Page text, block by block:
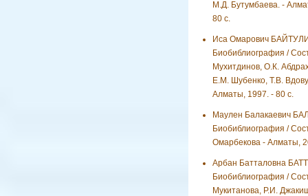
М.Д. Бутумбаева. -
80 с.
Иса Омарович
Биобиблиография /
Мухитдинов, О.К.
Е.М. Шубенко, Т.В.
Алматы, 1997. - 80 с.
Маулен Балакаевич
Биобиблиография /
Омарбекова - Алматы,
Арбан Батталовна
Биобиблиография /
Мукитанова, Р.И.